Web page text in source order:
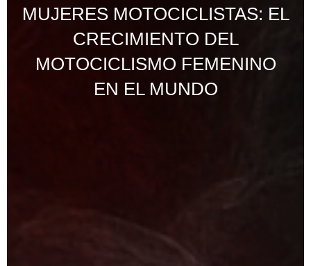
MUJERES MOTOCICLISTAS: EL
CRECIMIENTO DEL
MOTOCICLISMO FEMENINO
EN EL MUNDO